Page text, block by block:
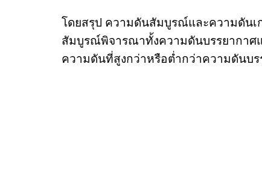
โดยสรุป ความดันสัมบูรณ์และความดันเ
สัมบูรณ์พิจารณาทั้งความดันบรรยากาศ
ความดันที่สูงกว่าหรือต่ำกว่าความดันบร